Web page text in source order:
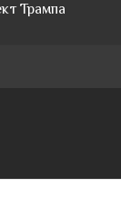
Трампа